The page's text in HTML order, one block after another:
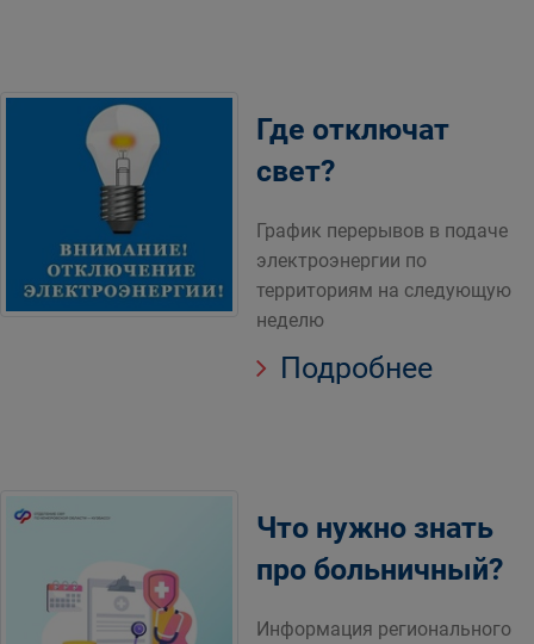
Где отключат
свет?
График перерывов в подаче
электроэнергии по
территориям на следующую
неделю
Подробнее
Что нужно знать
про больничный?
Информация регионального